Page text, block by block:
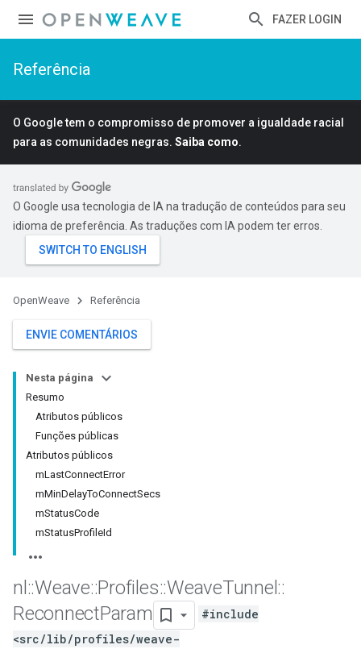
FAZER LOGIN
Referência
O Google tem o compromisso de promover a igualdade racial
para as comunidades negras. Saiba como.
O Google usa tecnologia de IA na tradução de conteúdos para seu
idioma de preferência. As traduções com IA podem ter erros.
OpenWeave Referência
ENVIE COMENTÁRIOS
Nesta página
Resumo
Atributos públicos
Funções públicas
Atributos públicos
mLastConnectError
mMinDelayToConnectSecs
mStatusCode
mStatusProfileId
nl ::Weave::Profiles::WeaveTunnel ::
ReconnectParam
#include
<src/lib/profiles/weave-